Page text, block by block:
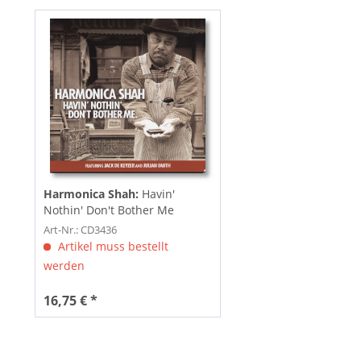
Harmonica Shah: Havin'
Nothin' Don't Bother Me
Art-Nr.: CD3436
Artikel muss bestellt
werden
16,75 € *